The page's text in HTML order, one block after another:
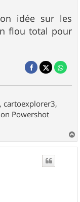
idée sur les
flou total pour
, cartoexplorer3,
Powershot
a
u